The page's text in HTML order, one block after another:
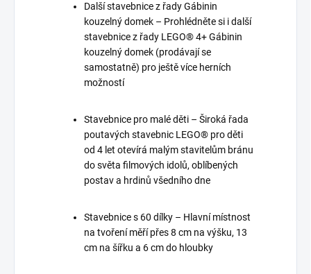
Další stavebnice z řady Gábinin
kouzelný domek – Prohlédněte si i další
stavebnice z řady LEGO® 4+ Gábinin
kouzelný domek (prodávají se
samostatně) pro ještě více herních
možností
Stavebnice pro malé děti – Široká řada
poutavých stavebnic LEGO® pro děti
od 4 let otevírá malým stavitelům bránu
do světa filmových idolů, oblíbených
postav a hrdinů všedního dne
Stavebnice s 60 dílky – Hlavní místnost
na tvoření měří přes 8 cm na výšku, 13
cm na šířku a 6 cm do hloubky